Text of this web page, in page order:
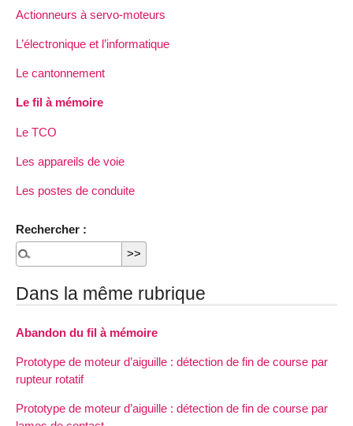
Actionneurs à servo-moteurs
L’électronique et l’informatique
Le cantonnement
Le fil à mémoire
Le TCO
Les appareils de voie
Les postes de conduite
Rechercher :
Dans la même rubrique
Abandon du fil à mémoire
Prototype de moteur d’aiguille : détection de fin de course par
rupteur rotatif
Prototype de moteur d’aiguille : détection de fin de course par